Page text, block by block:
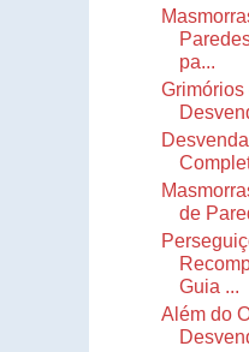
pa...
Grimórios
de
Guia ...
Além do